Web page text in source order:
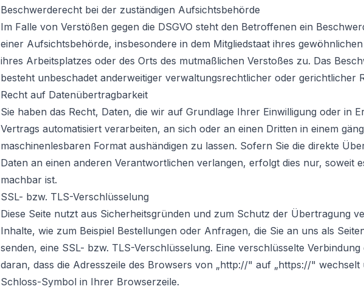
Beschwerderecht bei der zuständigen Aufsichtsbehörde
Im Falle von Verstößen gegen die DSGVO steht den Betroffenen ein
einer Aufsichtsbehörde, insbesondere in dem Mitgliedstaat ihres
ihres Arbeitsplatzes oder des Orts des mutmaßlichen Verstoßes zu. Das
besteht unbeschadet anderweitiger verwaltungsrechtlicher oder gerichtlicher
Recht auf Datenübertragbarkeit
Sie haben das Recht, Daten, die wir auf Grundlage Ihrer Einwilligung oder in
Vertrags automatisiert verarbeiten, an sich oder an einen Dritten in einem
maschinenlesbaren Format aushändigen zu lassen. Sofern Sie die direkte
Daten an einen anderen Verantwortlichen verlangen, erfolgt dies nur, soweit
machbar ist.
SSL- bzw. TLS-Verschlüsselung
Diese Seite nutzt aus Sicherheitsgründen und zum Schutz der Übertragung
Inhalte, wie zum Beispiel Bestellungen oder Anfragen, die Sie an uns als
senden, eine SSL- bzw. TLS-Verschlüsselung. Eine verschlüsselte Verbindung
daran, dass die Adresszeile des Browsers von „http://" auf „https://" wechselt
Schloss-Symbol in Ihrer Browserzeile.